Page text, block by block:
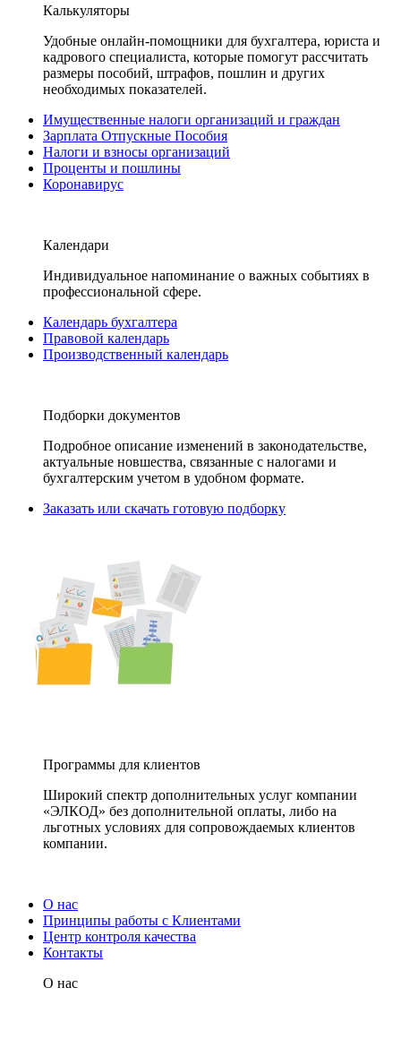
Калькуляторы
Удобные онлайн-помощники для бухгалтера, юриста и
кадрового специалиста, которые помогут рассчитать
размеры пособий, штрафов, пошлин и других
необходимых показателей.
Имущественные налоги организаций и граждан
Зарплата Отпускные Пособия
Налоги и взносы организаций
Проценты и пошлины
Коронавирус
Календари
Индивидуальное напоминание о важных событиях в
профессиональной сфере.
Календарь бухгалтера
Правовой календарь
Производственный календарь
Подборки документов
Подробное описание изменений в законодательстве,
актуальные новшества, связанные с налогами и
бухгалтерским учетом в удобном формате.
Заказать или скачать готовую подборку
Программы для клиентов
Широкий спектр дополнительных услуг компании
«ЭЛКОД» без дополнительной оплаты, либо на
льготных условиях для сопровождаемых клиентов
компании.
О нас
Принципы работы с Клиентами
Центр контроля качества
Контакты
О нас